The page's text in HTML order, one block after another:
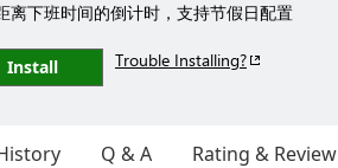
离下班时间的倒计时，支持节假日配置
Install Trouble Installing?
Q & A Rating & Review